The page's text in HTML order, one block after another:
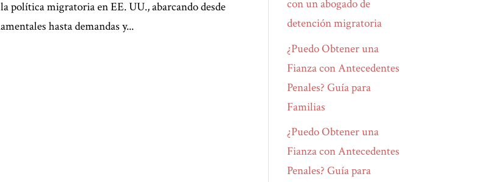
política migratoria en EE. UU., abarcando desde
hasta demandas y...
con un abogado de
detención migratoria
¿Puedo Obtener una
Fianza con Antecedentes
Penales? Guía para
Familias
¿Puedo Obtener una
Fianza con Antecedentes
Penales? Guía para